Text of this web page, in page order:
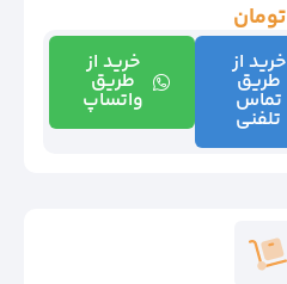
تومان
خرید از
طریق
تماس
تلفنی
خرید از
طریق
واتساپ